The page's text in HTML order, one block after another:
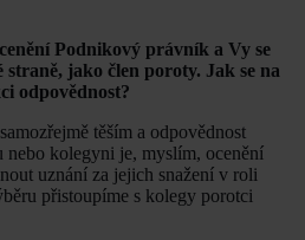
Podnikový právník a Vy se
jako člen poroty. Jak se na
odpovědnost?
těším a odpovědnost
nebo kolegyni je, myslím, ocenění
uznání za jejich snažení v roli
přistoupíme s kolegy porotci